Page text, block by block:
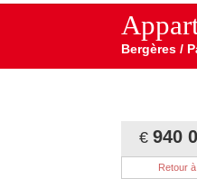
Bergères /
€940
Retour